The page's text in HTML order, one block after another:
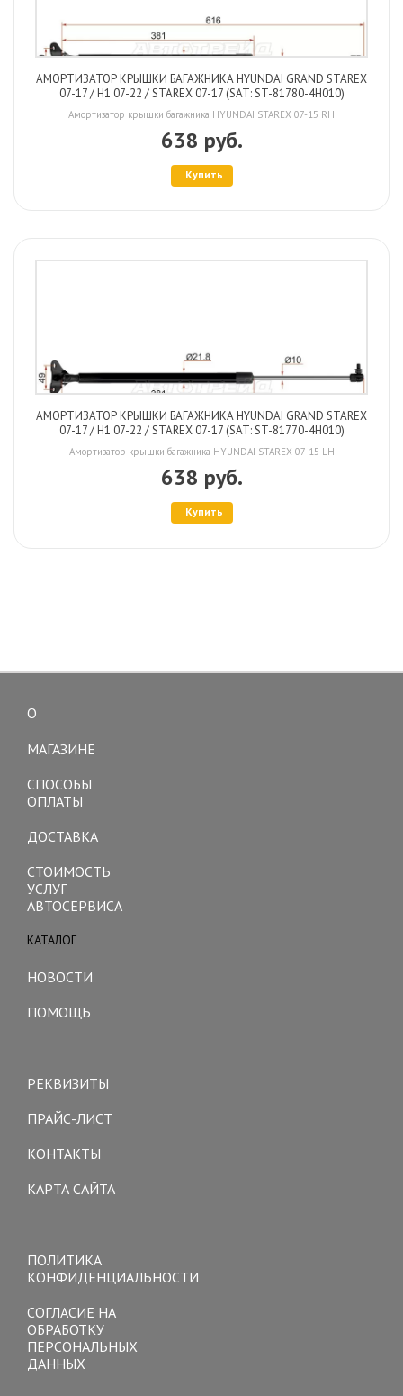
АМОРТИЗАТОР КРЫШКИ БАГАЖНИКА HYUNDAI GRAND STAREX
07-17 / H1 07-22 / STAREX 07-17 (SAT: ST-81780-4H010)
Амортизатор крышки багажника HYUNDAI STAREX 07-15 RH
638 руб.
Купить
АМОРТИЗАТОР КРЫШКИ БАГАЖНИКА HYUNDAI GRAND STAREX
07-17 / H1 07-22 / STAREX 07-17 (SAT: ST-81770-4H010)
Амортизатор крышки багажника HYUNDAI STAREX 07-15 LH
638 руб.
Купить
О
МАГАЗИНЕ
СПОСОБЫ
ОПЛАТЫ
ДОСТАВКА
СТОИМОСТЬ
УСЛУГ
АВТОСЕРВИСА
КАТАЛОГ
НОВОСТИ
ПОМОЩЬ
РЕКВИЗИТЫ
ПРАЙС-ЛИСТ
КОНТАКТЫ
КАРТА САЙТА
ПОЛИТИКА
КОНФИДЕНЦИАЛЬНОСТИ
СОГЛАСИЕ НА
ОБРАБОТКУ
ПЕРСОНАЛЬНЫХ
ДАННЫХ